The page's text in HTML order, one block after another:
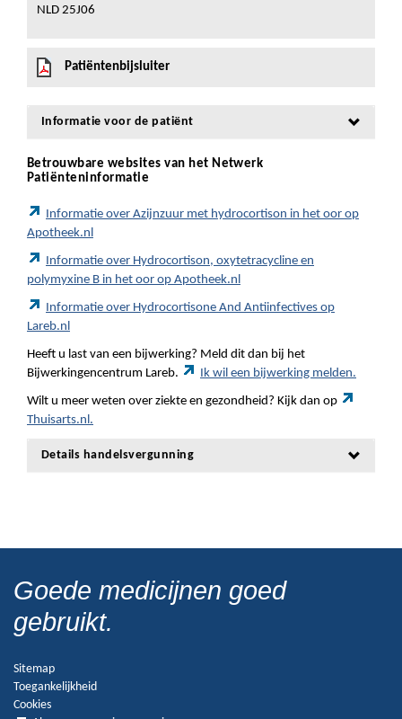
NLD 25J06
Patiëntenbijsluiter
Informatie voor de patiënt
Betrouwbare websites van het Netwerk
Patiënteninformatie
Informatie over Azijnzuur met hydrocortison in het oor op
Apotheek.nl
Informatie over Hydrocortison, oxytetracycline en
polymyxine B in het oor op Apotheek.nl
Informatie over Hydrocortisone And Antiinfectives op
Lareb.nl
Heeft u last van een bijwerking? Meld dit dan bij het
Bijwerkingencentrum Lareb.
Ik wil een bijwerking melden.
Wilt u meer weten over ziekte en gezondheid? Kijk dan op
Thuisarts.nl.
Details handelsvergunning
Goede medicijnen goed
gebruikt.
Sitemap
Toegankelijkheid
Cookies